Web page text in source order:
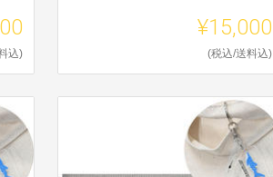
込)
¥15,000
(税込/送料込)